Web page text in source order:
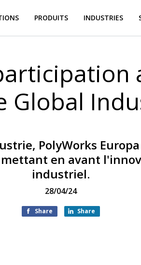
PRODUITS INDUSTRIES
Global
PolyWorks
en avant
industriel.
28/04/24
Share Share